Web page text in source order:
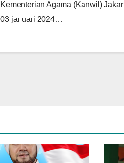
Kementerian Agama (Kanwil)
03 januari 2024…